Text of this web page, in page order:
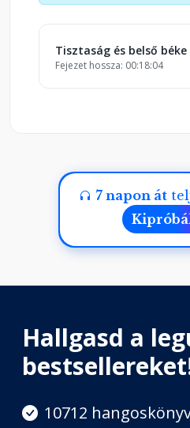
Tisztaság és belső béke
Fejezet hossza: 00:18:04
7 napon át
Hallgasd a
10712